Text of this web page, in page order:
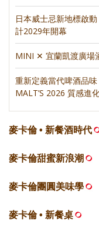
日本威士忌新地標啟
計2029年開幕
MINI ✕ 宜蘭凱渡廣場
重新定義當代啤酒品
MALT’S 2026 質感進
麥卡倫 • 新餐酒時代
麥卡倫甜蜜新浪潮
麥卡倫團圓美味學
麥卡倫 • 新餐桌